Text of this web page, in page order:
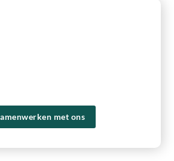
met ons